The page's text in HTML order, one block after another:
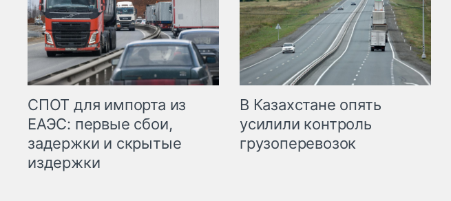
СПОТ для импорта из
ЕАЭС: первые сбои,
задержки и скрытые
издержки
В Казахстане опять
усилили контроль
грузоперевозок